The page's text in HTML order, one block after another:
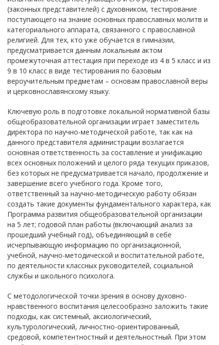
(законных представителей) с духовником, тестирование
поступающего на знание основных православных молитв и
категориального аппарата, связанного с православной
религией. Для тех, кто уже обучается в гимназии,
предусматривается данным локальным актом
промежуточная аттестация при переходе из 4 в 5 класс и из
9 в 10 класс в виде тестирования по базовым
вероучительным предметам – основам православной веры
и церковнославянскому языку.
Ключевую роль в подготовке локальной нормативной базы
общеобразовательной организации играет заместитель
директора по научно-методической работе, так как на
данного представителя администрации возлагается
основная ответственность за составление и унификацию
всех основных положений и целого ряда текущих приказов,
без которых не предусматривается начало, продолжение и
завершение всего учебного года. Кроме того,
ответственный за научно-методическую работу обязан
создать такие документы фундаментального характера, как
Программа развития общеобразовательной организации
на 5 лет; годовой план работы (включающий анализ за
прошедший учебный год), объединяющий в себе
исчерпывающую информацию по организационной,
учебной, научно-методической и воспитательной работе,
по деятельности классных руководителей, социальной
службы и школьного психолога.
С методологической точки зрения в основу духовно-
нравственного воспитания целесообразно заложить такие
подходы, как системный, аксиологический,
культурологический, личностно-ориентированный,
средовой, компетентностный и деятельностный. При этом